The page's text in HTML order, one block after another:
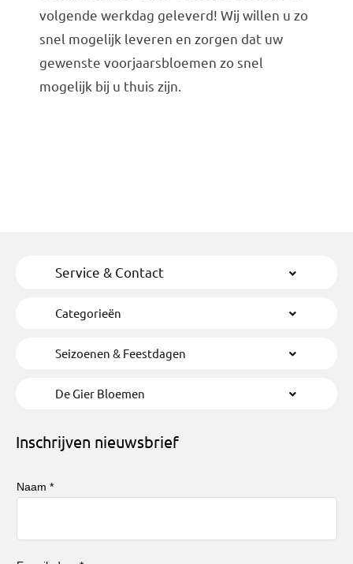
volgende werkdag geleverd! Wij willen u zo
snel mogelijk leveren en zorgen dat uw
gewenste voorjaarsbloemen zo snel
mogelijk bij u thuis zijn.
Service & Contact
Categorieën
Seizoenen & Feestdagen
De Gier Bloemen
Inschrijven nieuwsbrief
Naam *